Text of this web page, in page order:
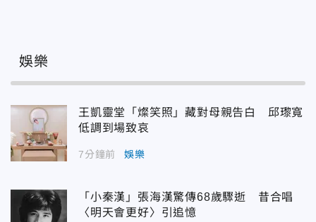
娛樂
王凱靈堂「燦笑照」藏對母親告白 邱瓈寬
低調到場致哀
7分鐘前 娛樂
「小秦漢」張海漢驚傳68歲驟逝 昔合唱
〈明天會更好〉引追憶